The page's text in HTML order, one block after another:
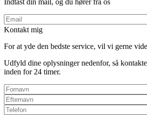
Indtast din mail, og du hører fra os
Kontakt mig
For at yde den bedste service, vil vi gerne
Udfyld dine oplysninger nedenfor, så
inden for 24 timer.